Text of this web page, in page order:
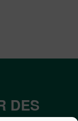
DES